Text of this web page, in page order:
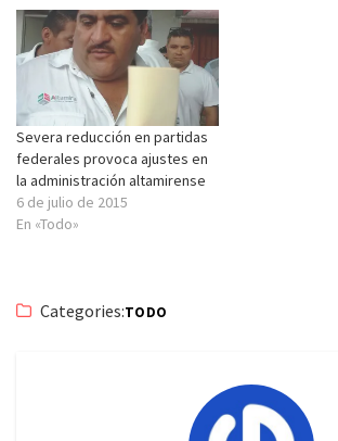
Severa reducción en partidas
federales provoca ajustes en
la administración altamirense
6 de julio de 2015
En «Todo»
Categories:TODO